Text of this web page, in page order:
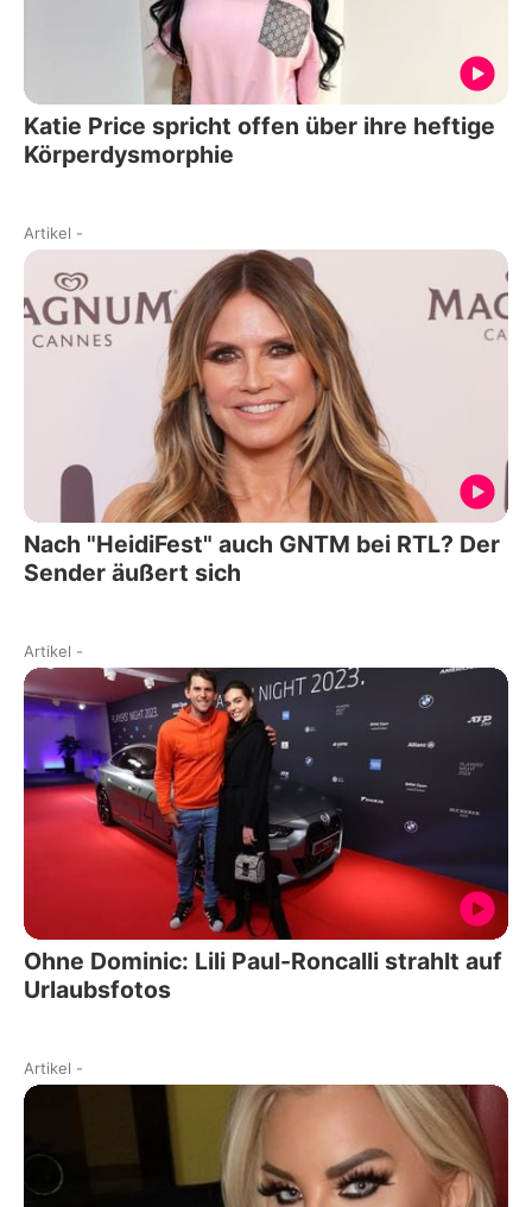
Katie Price spricht offen über ihre heftige
Körperdysmorphie
Artikel -
Nach "HeidiFest" auch GNTM bei RTL? Der
Sender äußert sich
Artikel -
Ohne Dominic: Lili Paul-Roncalli strahlt auf
Urlaubsfotos
Artikel -